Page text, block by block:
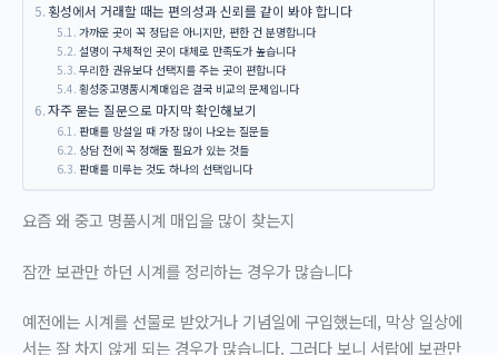
횡성에서 거래할 때는 편의성과 신뢰를 같이 봐야 합니다
가까운 곳이 꼭 정답은 아니지만, 편한 건 분명합니다
설명이 구체적인 곳이 대체로 만족도가 높습니다
무리한 권유보다 선택지를 주는 곳이 편합니다
횡성중고명품시계매입은 결국 비교의 문제입니다
자주 묻는 질문으로 마지막 확인해보기
판매를 망설일 때 가장 많이 나오는 질문들
상담 전에 꼭 정해둘 필요가 있는 것들
판매를 미루는 것도 하나의 선택입니다
요즘 왜 중고 명품시계 매입을 많이 찾는지
잠깐 보관만 하던 시계를 정리하는 경우가 많습니다
예전에는 시계를 선물로 받았거나 기념일에 구입했는데, 막상 일상에
서는 잘 차지 않게 되는 경우가 많습니다. 그러다 보니 서랍에 보관만